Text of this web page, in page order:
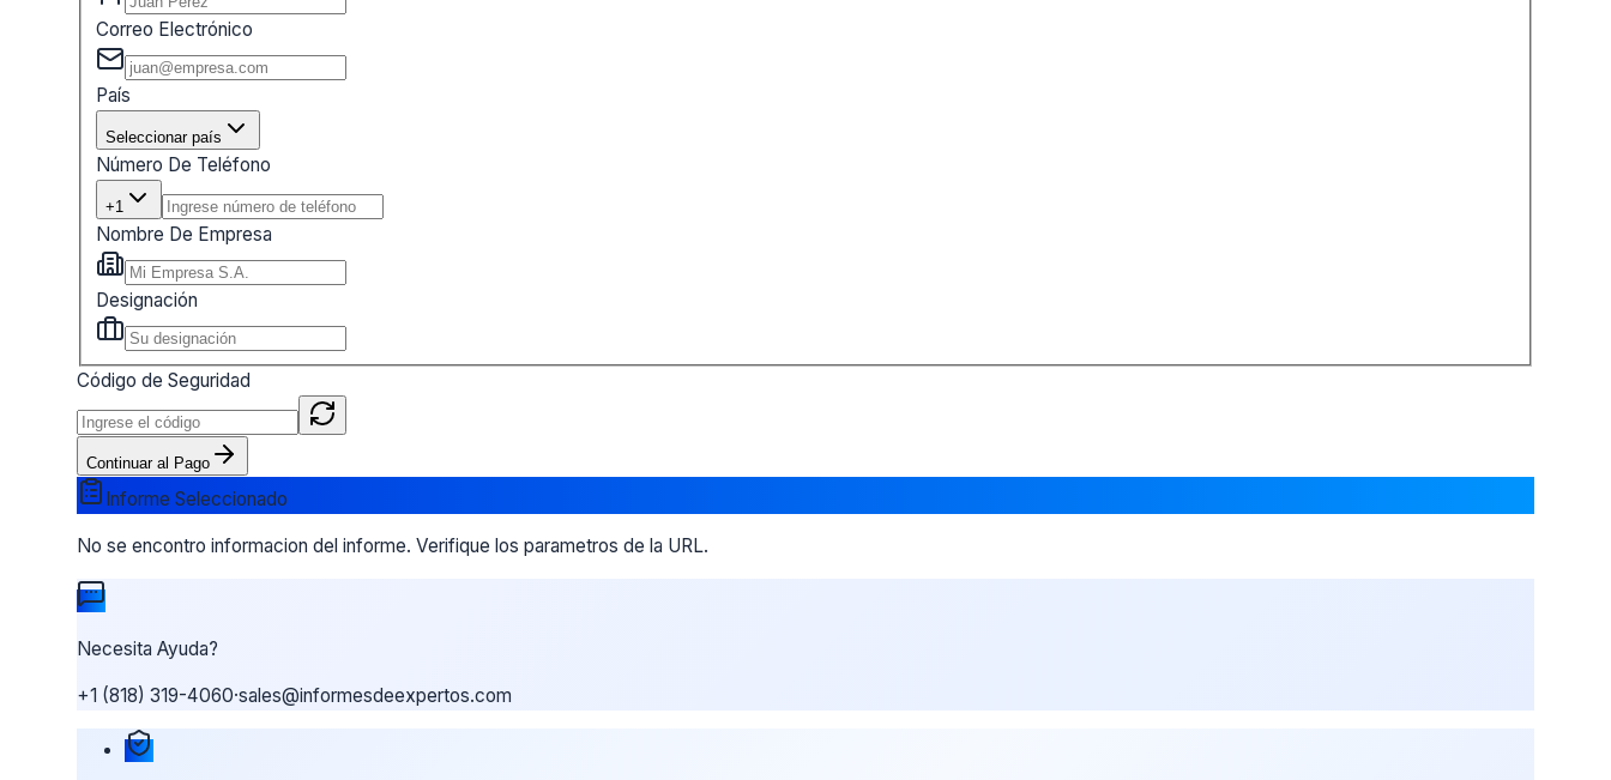
Correo Electrónico
País
Seleccionar país
Número De Teléfono
+1
Nombre De Empresa
Designación
Código de Seguridad
Continuar al Pago
Informe Seleccionado
No se encontro informacion del informe. Verifique los parametros de la URL.
Necesita Ayuda?
+1 (818) 319-4060·sales@informesdeexpertos.com
Nuestras garantías de compra